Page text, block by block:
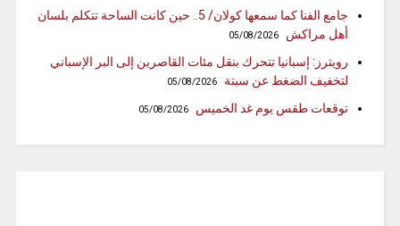
جامع الفنا كما سمعها كولان/ 5.. حين كانت الساحة تتكلم بلسان
أهل مراكش
05/08/2026
رويترز: إسبانيا تتحرك بنقل مئات القاصرين إلى البر الإسباني
لتخفيف الضغط عن سبتة
05/08/2026
توقعات طقس يوم غد الخميس 05/08/2026